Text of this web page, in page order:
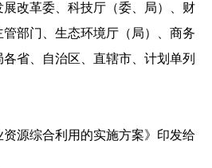
改革委、科技厅（委、局）、财
部门、生态环境厅（局）、商务
省、自治区、直辖市、计划单列
源综合利用的实施方案》印发给